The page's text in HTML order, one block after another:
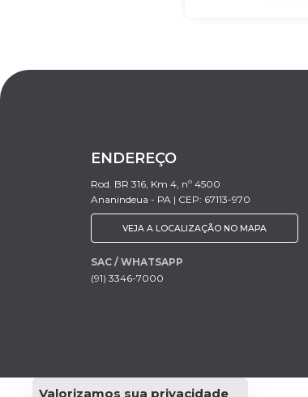
ENDEREÇO
Rod. BR 316, Km 4, nº 4500
Ananindeua - PA | CEP: 67113-970
VEJA A LOCALIZAÇÃO NO MAPA
SAC / WHATSAPP
(91) 3346-7000
Valorizamos sua privacidade